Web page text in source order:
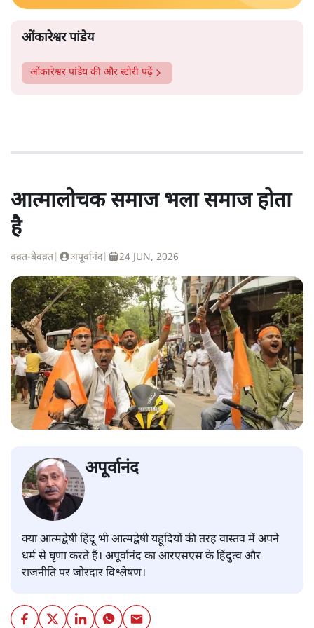
ओंकारेश्वर पांडेय
ओंकारेश्वर पांडेयकी और स्टोरी पढ़ें
आत्मालोचक समाज भला समाज होता
है
वक़्त-बेवक़्त अपूर्वानंद| 24 JUN, 2026
अपूर्वानंद
क्या आत्मद्वेषी हिंदू भी आत्मद्वेषी यहूदियों की तरह वास्तव में अपने
धर्म से घृणा करते हैं। अपूर्वानंद का आरएसएस के हिंदुत्व और
राजनीति पर जोरदार विश्लेषण।